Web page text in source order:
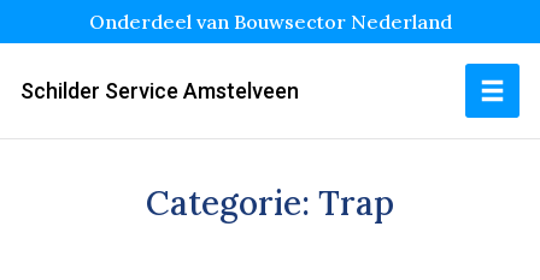
Onderdeel van Bouwsector Nederland
Schilder Service Amstelveen
Categorie: Trap